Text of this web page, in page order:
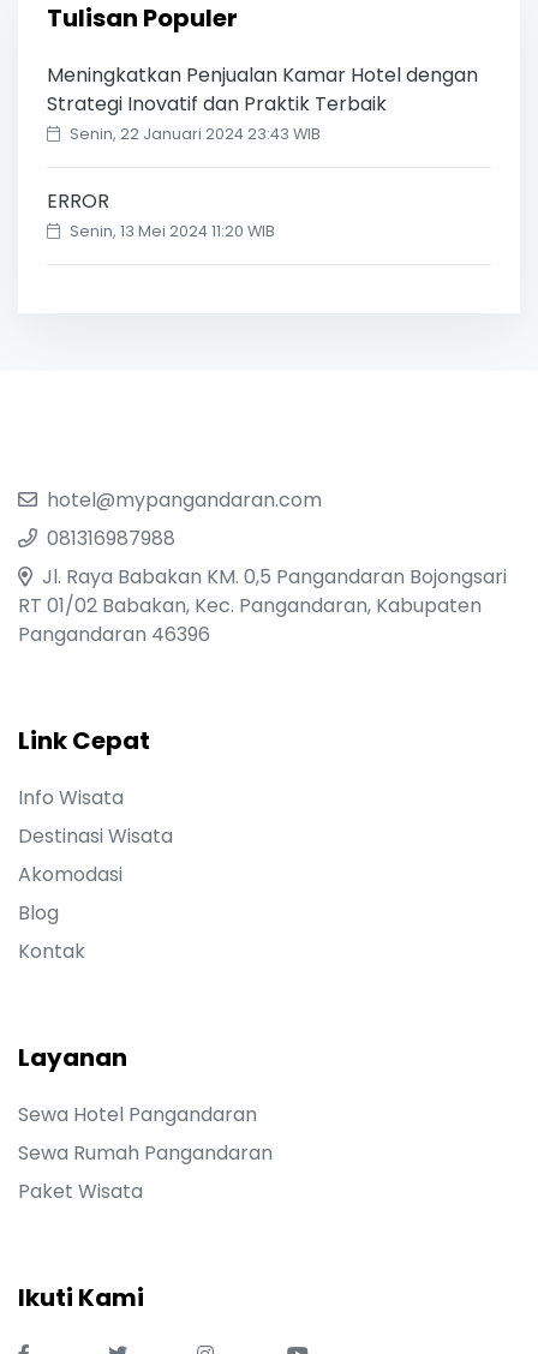
Tulisan Populer
Meningkatkan Penjualan Kamar Hotel dengan
Strategi Inovatif dan Praktik Terbaik
Senin, 22 Januari 2024 23:43 WIB
ERROR
Senin, 13 Mei 2024 11:20 WIB
hotel@mypangandaran.com
081316987988
Jl. Raya Babakan KM. 0,5 Pangandaran Bojongsari
RT 01/02 Babakan, Kec. Pangandaran, Kabupaten
Pangandaran 46396
Link Cepat
Info Wisata
Destinasi Wisata
Akomodasi
Blog
Kontak
Layanan
Sewa Hotel Pangandaran
Sewa Rumah Pangandaran
Paket Wisata
Ikuti Kami